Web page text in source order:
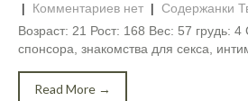
| Комментариев нет | Содержанки
Возраст: 21 Рост: 168 Вес: 57 грудь:
спонсора, знакомства для секса,
Read More →